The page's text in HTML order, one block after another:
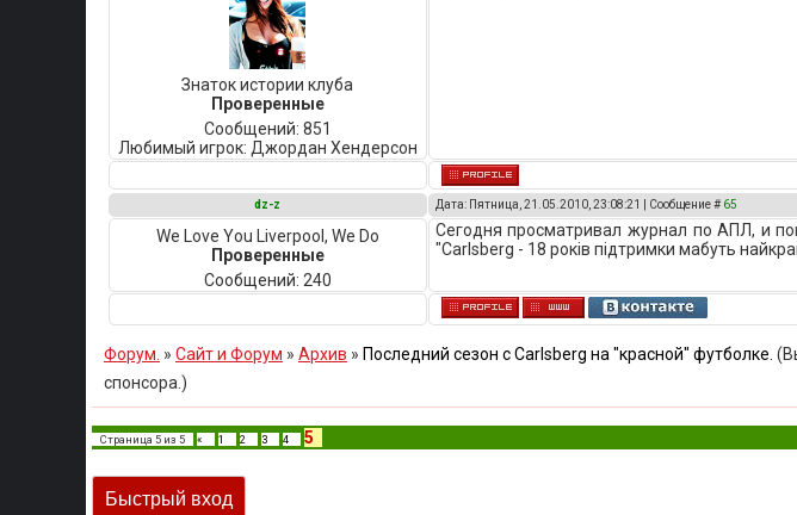
Знаток истории клуба
Проверенные
Сообщений: 851
Любимый игрок: Джордан Хендерсон
dz-z Дата: Пятница, 21.05.2010, 23:08:21 | Сообщение # 65
We Love You Liverpool, We Do
Проверенные
Сообщений: 240
Сегодня просматривал журнал по АПЛ, и
"Carlsberg - 18 років підтримки мабуть
Форум. » Сайт и Форум » Архив » Последний сезон с Carlsberg на "красной" футболке.
спонсора.)
Страница 5 из 5 « 1 2 3 4 5